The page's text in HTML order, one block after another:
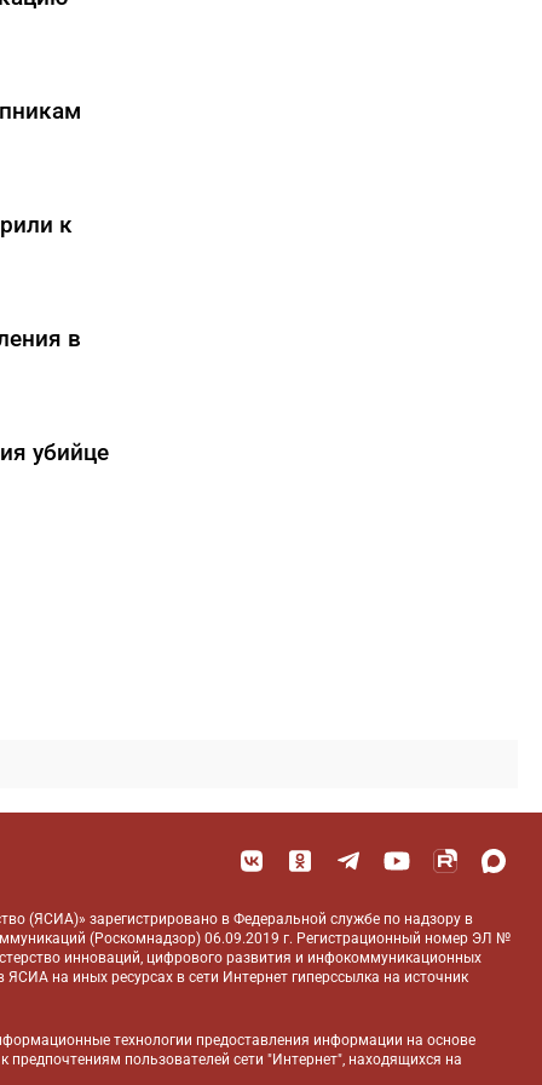
к
в
убийце
(ЯСИА)» зарегистрировано в Федеральной службе по надзору в
(Роскомнадзор) 06.09.2019 г. Регистрационный номер ЭЛ №
инноваций, цифрового развития и инфокоммуникационных
на иных ресурсах в сети Интернет гиперссылка на источник
технологии предоставления информации на основе
предпочтениям пользователей сети "Интернет", находящихся на